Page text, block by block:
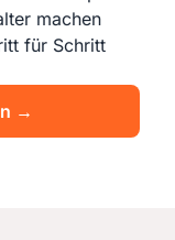
machen
für Schritt
→